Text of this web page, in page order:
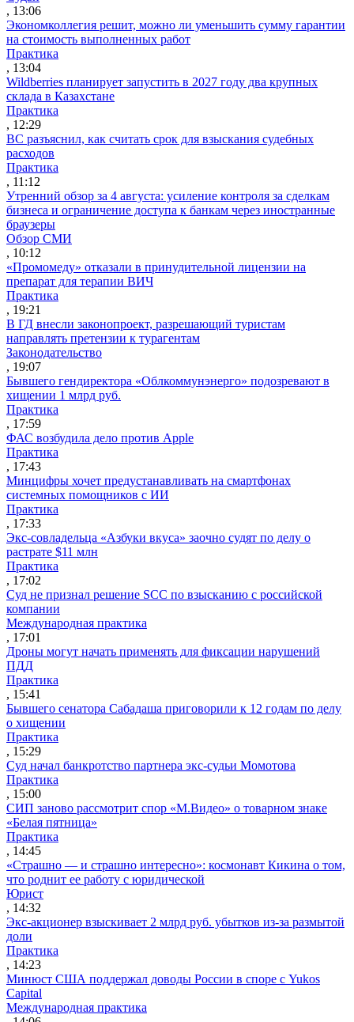
, 13:06
Экономколлегия решит, можно ли уменьшить сумму гарантии
на стоимость выполненных работ
Практика
, 13:04
Wildberries планирует запустить в 2027 году два крупных
склада в Казахстане
Практика
, 12:29
ВС разъяснил, как считать срок для взыскания судебных
расходов
Практика
, 11:12
Утренний обзор за 4 августа: усиление контроля за сделкам
бизнеса и ограничение доступа к банкам через иностранные
браузеры
Обзор СМИ
, 10:12
«Промомеду» отказали в принудительной лицензии на
препарат для терапии ВИЧ
Практика
, 19:21
В ГД внесли законопроект, разрешающий туристам
направлять претензии к турагентам
Законодательство
, 19:07
Бывшего гендиректора «Облкоммунэнерго» подозревают в
хищении 1 млрд руб.
Практика
, 17:59
ФАС возбудила дело против Apple
Практика
, 17:43
Минцифры хочет предустанавливать на смартфонах
системных помощников с ИИ
Практика
, 17:33
Экс-совладельца «Азбуки вкуса» заочно судят по делу о
растрате $11 млн
Практика
, 17:02
Суд не признал решение SCC по взысканию с российской
компании
Международная практика
, 17:01
Дроны могут начать применять для фиксации нарушений
ПДД
Практика
, 15:41
Бывшего сенатора Сабадаша приговорили к 12 годам по делу
о хищении
Практика
, 15:29
Суд начал банкротство партнера экс-судьи Момотова
Практика
, 15:00
СИП заново рассмотрит спор «М.Видео» о товарном знаке
«Белая пятница»
Практика
, 14:45
«Страшно — и страшно интересно»: космонавт Кикина о том,
что роднит ее работу с юридической
Юрист
, 14:32
Экс-акционер взыскивает 2 млрд руб. убытков из-за размытой
доли
Практика
, 14:23
Минюст США поддержал доводы России в споре с Yukos
Capital
Международная практика